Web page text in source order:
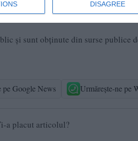
DISAGREE
și sunt obținute din surse publice
pe Google News Urmărește-ne pe
a placut articolul?